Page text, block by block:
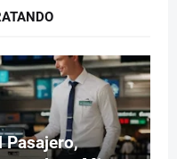
Pasajero,